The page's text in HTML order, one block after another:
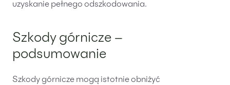
uzyskanie pełnego odszkodowania.
Szkody górnicze –
podsumowanie
Szkody górnicze mogą istotnie obniżyć